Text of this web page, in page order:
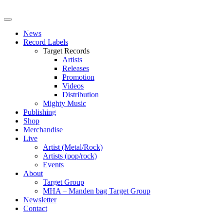
News
Record Labels
Target Records
Artists
Releases
Promotion
Videos
Distribution
Mighty Music
Publishing
Shop
Merchandise
Live
Artist (Metal/Rock)
Artists (pop/rock)
Events
About
Target Group
MHA – Manden bag Target Group
Newsletter
Contact